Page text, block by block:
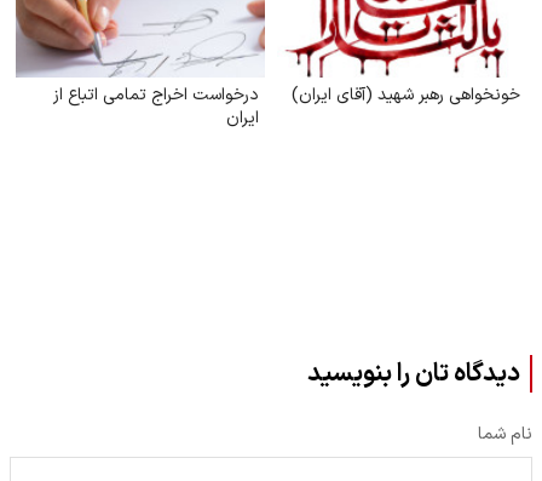
خونخواهی رهبر شهید (آقای ایران)
درخواست اخراج تمامی اتباع از
ایران
دیدگاه تان را بنویسید
نام شما